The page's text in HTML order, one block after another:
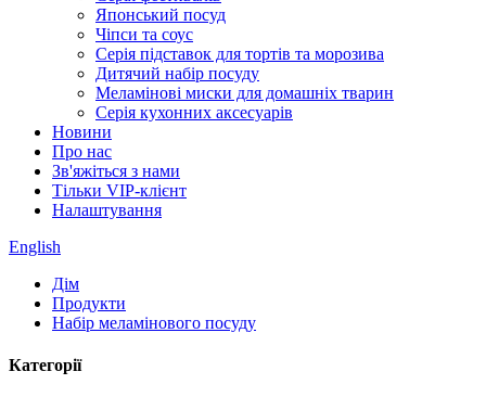
Японський посуд
Чіпси та соус
Серія підставок для тортів та морозива
Дитячий набір посуду
Меламінові миски для домашніх тварин
Серія кухонних аксесуарів
Новини
Про нас
Зв'яжіться з нами
Тільки VIP-клієнт
Налаштування
English
Дім
Продукти
Набір меламінового посуду
Категорії